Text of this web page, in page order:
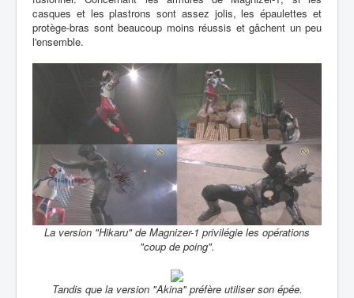
casques et les plastrons sont assez jolis, les épaulettes et
protège-bras sont beaucoup moins réussis et gâchent un peu
l'ensemble.
La version "Hikaru" de Magnizer-1 privilégie les opérations
"coup de poing".
Tandis que la version "Akina" préfère utiliser son épée.